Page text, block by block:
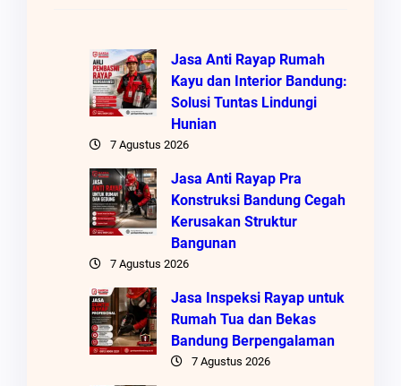
Jasa Anti Rayap Rumah
Kayu dan Interior Bandung:
Solusi Tuntas Lindungi
Hunian
7 Agustus 2026
Jasa Anti Rayap Pra
Konstruksi Bandung Cegah
Kerusakan Struktur
Bangunan
7 Agustus 2026
Jasa Inspeksi Rayap untuk
Rumah Tua dan Bekas
Bandung Berpengalaman
7 Agustus 2026